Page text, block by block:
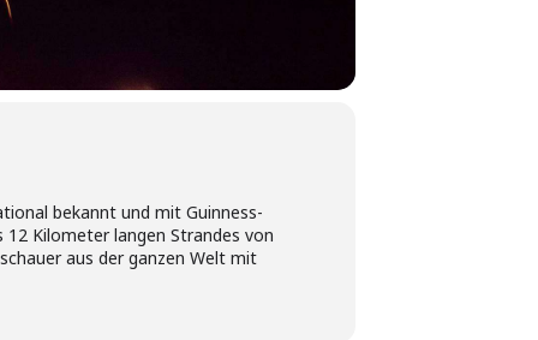
bekannt und mit Guinness-
Kilometer langen Strandes von
aus der ganzen Welt mit